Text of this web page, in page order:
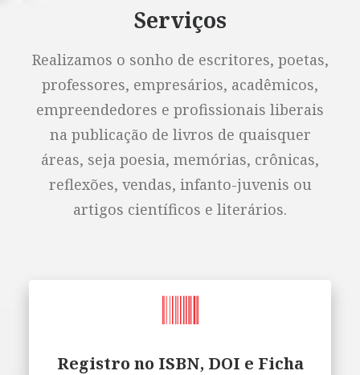
Serviços
Realizamos o sonho de escritores, poetas,
professores, empresários, acadêmicos,
empreendedores e profissionais liberais
na publicação de livros de quaisquer
áreas, seja poesia, memórias, crônicas,
reflexões, vendas, infanto-juvenis ou
artigos científicos e literários.
Registro no ISBN, DOI e Ficha